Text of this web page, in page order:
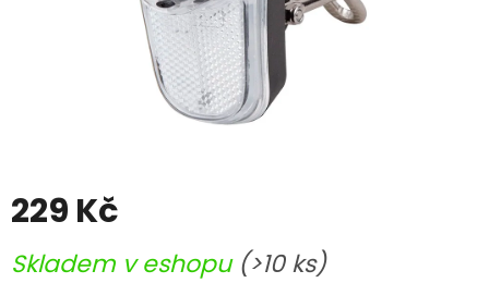
229 Kč
cena:
Skladem v eshopu (>10 ks)